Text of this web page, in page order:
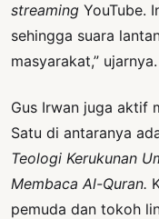
streaming YouTube.
sehingga suara
masyarakat,” ujarnya.
Gus Irwan juga aktif
Satu di antaranya
Teologi Kerukunan
Membaca Al-Quran.
pemuda dan tokoh